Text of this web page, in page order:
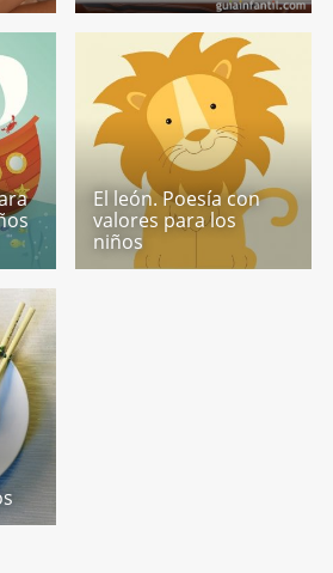
El león. Poesía con
valores para los
niños